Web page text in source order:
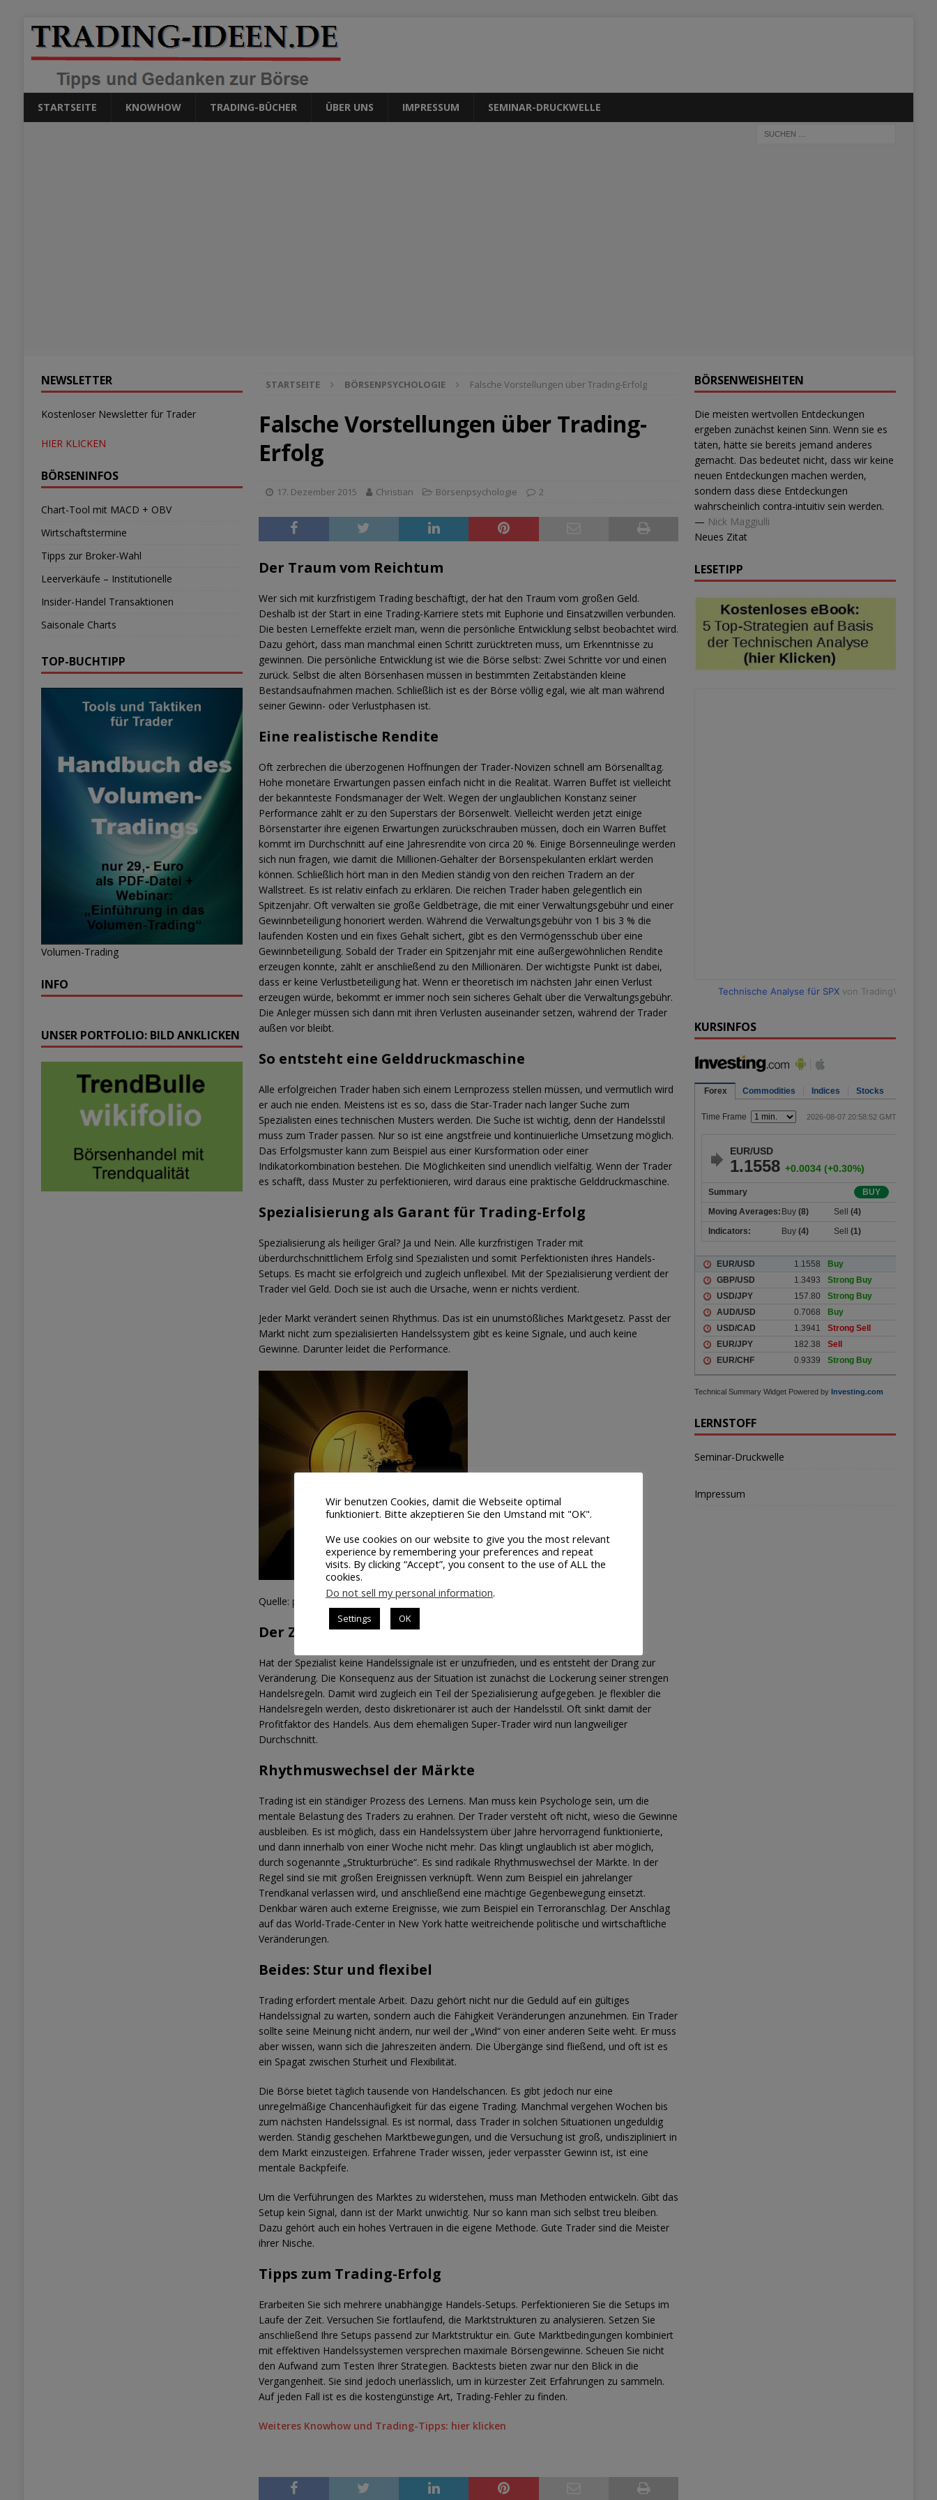
STARTSEITE KNOWHOW TRADING-BÜCHER ÜBER UNS IMPRESSUM SEMINAR-DRUCKWELLE
STARTSEITE BÖRSENPSYCHOLOGIE Falsche Vorstellungen über Trading-Erfolg
Falsche Vorstellungen über Trading-
Erfolg
17. Dezember 2015 Christian Börsenpsychologie 2
Der Traum vom Reichtum
Wer sich mit kurzfristigem Trading beschäftigt, der hat den Traum vom großen Geld.
Deshalb ist der Start in eine Trading-Karriere stets mit Euphorie und Einsatzwillen verbunden.
Die besten Lerneffekte erzielt man, wenn die persönliche Entwicklung selbst beobachtet wird.
Dazu gehört, dass man manchmal einen Schritt zurücktreten muss, um Erkenntnisse zu
gewinnen. Die persönliche Entwicklung ist wie die Börse selbst: Zwei Schritte vor und einen
zurück. Selbst die alten Börsenhasen müssen in bestimmten Zeitabständen kleine
Bestandsaufnahmen machen. Schließlich ist es der Börse völlig egal, wie alt man während
seiner Gewinn- oder Verlustphasen ist.
Eine realistische Rendite
Oft zerbrechen die überzogenen Hoffnungen der Trader-Novizen schnell am Börsenalltag.
Hohe monetäre Erwartungen passen einfach nicht in die Realität. Warren Buffet ist vielleicht
der bekannteste Fondsmanager der Welt. Wegen der unglaublichen Konstanz seiner
Performance zählt er zu den Superstars der Börsenwelt. Vielleicht werden jetzt einige
Börsenstarter ihre eigenen Erwartungen zurückschrauben müssen, doch ein Warren Buffet
kommt im Durchschnitt auf eine Jahresrendite von circa 20 %. Einige Börsenneulinge werden
sich nun fragen, wie damit die Millionen-Gehälter der Börsenspekulanten erklärt werden
können. Schließlich hört man in den Medien ständig von den reichen Tradern an der
Wallstreet. Es ist relativ einfach zu erklären. Die reichen Trader haben gelegentlich ein
Spitzenjahr. Oft verwalten sie große Geldbeträge, die mit einer Verwaltungsgebühr und einer
Gewinnbeteiligung honoriert werden. Während die Verwaltungsgebühr von 1 bis 3 % die
laufenden Kosten und ein fixes Gehalt sichert, gibt es den Vermögensschub über eine
Gewinnbeteiligung. Sobald der Trader ein Spitzenjahr mit eine außergewöhnlichen Rendite
erzeugen konnte, zählt er anschließend zu den Millionären. Der wichtigste Punkt ist dabei,
dass er keine Verlustbeteiligung hat. Wenn er theoretisch im nächsten Jahr einen Verlust
erzeugen würde, bekommt er immer noch sein sicheres Gehalt über die Verwaltungsgebühr.
Die Anleger müssen sich dann mit ihren Verlusten auseinander setzen, während der Trader
außen vor bleibt.
So entsteht eine Gelddruckmaschine
Alle erfolgreichen Trader haben sich einem Lernprozess stellen müssen, und vermutlich wird
er auch nie enden. Meistens ist es so, dass die Star-Trader nach langer Suche zum
Spezialisten eines technischen Musters werden. Die Suche ist wichtig, denn der Handelsstil
muss zum Trader passen. Nur so ist eine angstfreie und kontinuierliche Umsetzung möglich.
Das Erfolgsmuster kann zum Beispiel aus einer Kursformation oder einer
Indikatorkombination bestehen. Die Möglichkeiten sind unendlich vielfältig. Wenn der Trader
es schafft, dass Muster zu perfektionieren, wird daraus eine praktische Gelddruckmaschine.
Spezialisierung als Garant für Trading-Erfolg
Spezialisierung als heiliger Gral? Ja und Nein. Alle kurzfristigen Trader mit
überdurchschnittlichem Erfolg sind Spezialisten und somit Perfektionisten ihres Handels-
Setups. Es macht sie erfolgreich und zugleich unflexibel. Mit der Spezialisierung verdient der
Trader viel Geld. Doch sie ist auch die Ursache, wenn er nichts verdient.
Jeder Markt verändert seinen Rhythmus. Das ist ein unumstößliches Marktgesetz. Passt der
Markt nicht zum spezialisierten Handelssystem gibt es keine Signale, und auch keine
Gewinne. Darunter leidet die Performance.
Quelle: pixabay
Der Zwang zum Handeln verändert alles
Hat der Spezialist keine Handelssignale ist er unzufrieden, und es entsteht der Drang zur
Veränderung. Die Konsequenz aus der Situation ist zunächst die Lockerung seiner strengen
Handelsregeln. Damit wird zugleich ein Teil der Spezialisierung aufgegeben. Je flexibler die
Handelsregeln werden, desto diskretionärer ist auch der Handelsstil. Oft sinkt damit der
Profitfaktor des Handels. Aus dem ehemaligen Super-Trader wird nun langweiliger
Durchschnitt.
Rhythmuswechsel der Märkte
Trading ist ein ständiger Prozess des Lernens. Man muss kein Psychologe sein, um die
mentale Belastung des Traders zu erahnen. Der Trader versteht oft nicht, wieso die Gewinne
ausbleiben. Es ist möglich, dass ein Handelssystem über Jahre hervorragend funktionierte,
und dann innerhalb von einer Woche nicht mehr. Das klingt unglaublich ist aber möglich,
durch sogenannte „Strukturbrüche“. Es sind radikale Rhythmuswechsel der Märkte. In der
Regel sind sie mit großen Ereignissen verknüpft. Wenn zum Beispiel ein jahrelanger
Trendkanal verlassen wird, und anschließend eine mächtige Gegenbewegung einsetzt.
Denkbar wären auch externe Ereignisse, wie zum Beispiel ein Terroranschlag. Der Anschlag
auf das World-Trade-Center in New York hatte weitreichende politische und wirtschaftliche
Veränderungen.
Beides: Stur und flexibel
Trading erfordert mentale Arbeit. Dazu gehört nicht nur die Geduld auf ein gültiges
Handelssignal zu warten, sondern auch die Fähigkeit Veränderungen anzunehmen. Ein Trader
sollte seine Meinung nicht ändern, nur weil der „Wind“ von einer anderen Seite weht. Er muss
aber wissen, wann sich die Jahreszeiten ändern. Die Übergänge sind fließend, und oft ist es
ein Spagat zwischen Sturheit und Flexibilität.
Die Börse bietet täglich tausende von Handelschancen. Es gibt jedoch nur eine
unregelmäßige Chancenhäufigkeit für das eigene Trading. Manchmal vergehen Wochen bis
zum nächsten Handelssignal. Es ist normal, dass Trader in solchen Situationen ungeduldig
werden. Ständig geschehen Marktbewegungen, und die Versuchung ist groß, undiszipliniert in
dem Markt einzusteigen. Erfahrene Trader wissen, jeder verpasster Gewinn ist, ist eine
mentale Backpfeife.
Um die Verführungen des Marktes zu widerstehen, muss man Methoden entwickeln. Gibt das
Setup kein Signal, dann ist der Markt unwichtig. Nur so kann man sich selbst treu bleiben.
Dazu gehört auch ein hohes Vertrauen in die eigene Methode. Gute Trader sind die Meister
ihrer Nische.
Tipps zum Trading-Erfolg
Erarbeiten Sie sich mehrere unabhängige Handels-Setups. Perfektionieren Sie die Setups im
Laufe der Zeit. Versuchen Sie fortlaufend, die Marktstrukturen zu analysieren. Setzen Sie
anschließend Ihre Setups passend zur Marktstruktur ein. Gute Marktbedingungen kombiniert
mit effektiven Handelssystemen versprechen maximale Börsengewinne. Scheuen Sie nicht
den Aufwand zum Testen Ihrer Strategien. Backtests bieten zwar nur den Blick in die
Vergangenheit. Sie sind jedoch unerlässlich, um in kürzester Zeit Erfahrungen zu sammeln.
Auf jeden Fall ist es die kostengünstige Art, Trading-Fehler zu finden.
Weiteres Knowhow und Trading-Tipps: hier klicken
NEWSLETTER
Kostenloser Newsletter für Trader
HIER KLICKEN
BÖRSENINFOS
Chart-Tool mit MACD + OBV
Wirtschaftstermine
Tipps zur Broker-Wahl
Leerverkäufe – Institutionelle
Insider-Handel Transaktionen
Saisonale Charts
TOP-BUCHTIPP
Volumen-Trading
INFO
UNSER PORTFOLIO: BILD ANKLICKEN
BÖRSENWEISHEITEN
Die meisten wertvollen Entdeckungen
ergeben zunächst keinen Sinn. Wenn sie es
täten, hätte sie bereits jemand anderes
gemacht. Das bedeutet nicht, dass wir keine
neuen Entdeckungen machen werden,
sondern dass diese Entdeckungen
wahrscheinlich contra-intuitiv sein werden.
— Nick Maggiulli
Neues Zitat
LESETIPP
Technische Analyse für SPXvon TradingView
KURSINFOS
Technical Summary Widget Powered by Investing.com
LERNSTOFF
Seminar-Druckwelle
Impressum
Wir benutzen Cookies, damit die Webseite optimal
funktioniert. Bitte akzeptieren Sie den Umstand mit "OK".
We use cookies on our website to give you the most relevant
experience by remembering your preferences and repeat
visits. By clicking “Accept”, you consent to the use of ALL the
cookies.
Do not sell my personal information.
Settings OK